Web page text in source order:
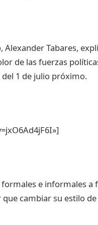
Tabares,
de las fuerzas
1 de julio próximo.
e informales a
cambiar su estilo